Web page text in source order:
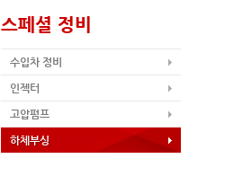
스페셜 정비
수입차 정비
인젝터
고압펌프
하체부싱